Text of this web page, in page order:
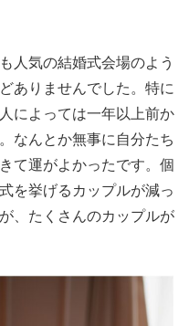
人気の結婚式会場のよう
ありませんでした。特に
によっては一年以上前か
なんとか無事に自分たち
て運がよかったです。個
を挙げるカップルが減っ
、たくさんのカップルが